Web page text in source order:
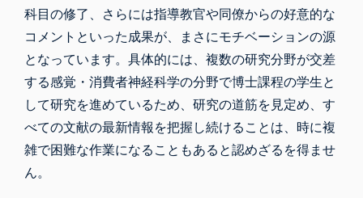
科目の修了、さらには指導教官や同僚からの好意的な
コメントといった成果が、まさにモチベーションの源
となっています。具体的には、複数の研究分野が交差
する感覚・消費者神経科学の分野で博士課程の学生と
して研究を進めているため、研究の道筋を見定め、す
べての文献の最新情報を把握し続けることは、時に複
雑で困難な作業になることもあると認めざるを得ませ
ん。